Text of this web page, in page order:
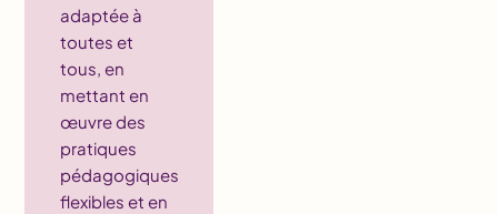
adaptée à
toutes et
tous, en
mettant en
œuvre des
pratiques
pédagogiques
flexibles et en